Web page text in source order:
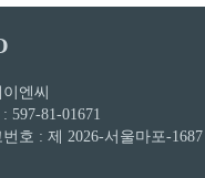
엔씨
597-81-01671
호 : 제 2026-서울마포-1687